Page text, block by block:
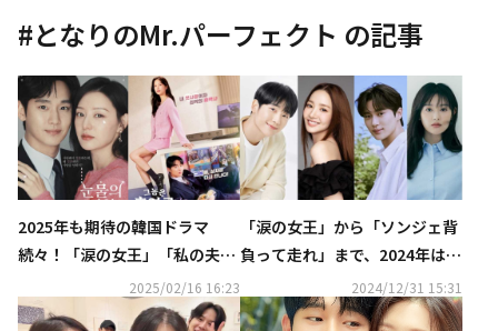
#となりのMr.パーフェクト の記事
2025年も期待の韓国ドラマ
続々！「涙の女王」「私の夫と
結婚して」までスタジオドラゴ
ンの作品が大ヒット
2025/02/16 16:23
「涙の女王」から「ソンジェ背
負って走れ」まで、2024年はtv
Nドラマが大ヒット2024/12/31 15:31